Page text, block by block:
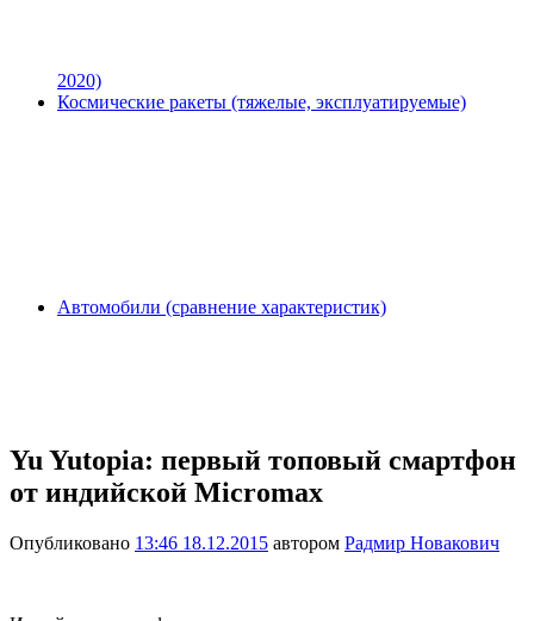
2020)
Космические ракеты (тяжелые, эксплуатируемые)
Автомобили (сравнение характеристик)
Yu Yutopia: первый топовый смартфон
от индийской Micromax
Опубликовано 13:46 18.12.2015 автором Радмир Новакович